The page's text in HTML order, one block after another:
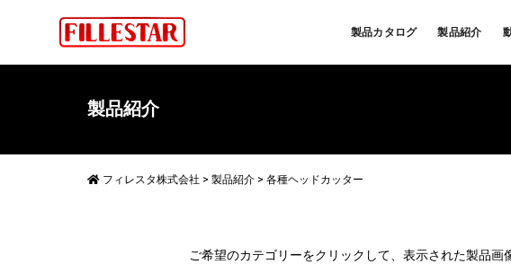
製品カタログ 製品紹介
製品紹介
フィレスタ株式会社 > 製品紹介 > 各種ヘッドカッター
ご希望のカテゴリーをクリックして、表示された製品